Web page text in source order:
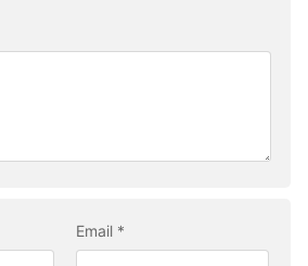
Email *